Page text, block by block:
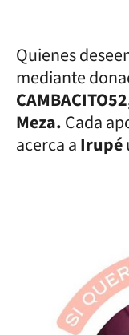
Quienes
mediante
Meza.Cada
acerca aIrupé